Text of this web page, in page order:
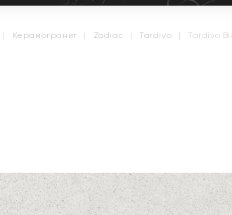
| керамогранит | zodiac | tardivo | Tardivo